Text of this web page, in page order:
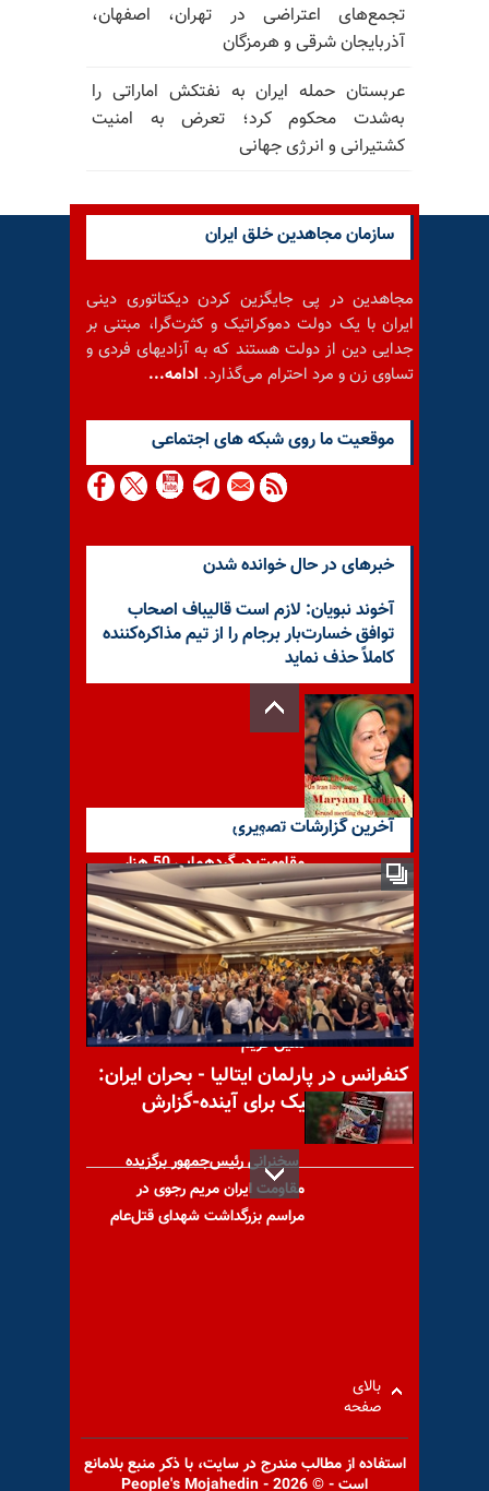
تجمع‌های اعتراضی در تهران، اصفهان،
آذربایجان شرقی و هرمزگان
عربستان حمله ایران به نفتکش اماراتی را
به‌شدت محکوم کرد؛ تعرض به امنیت
کشتیرانی و انرژی جهانی
سازمان مجاهدین خلق ایران
مجاهدین در پی جایگزین کردن دیکتاتوری دینی
ایران با یک دولت دموکراتیک و کثرت‌گرا، مبتنی بر
جدایی دین از دولت هستند که به آزادیهای فردی و
تساوی زن و مرد احترام می‌گذارد. ادامه...
موقعيت ما روى شبكه هاى اجتماعى
خبرهای در حال خوانده شدن
آخوند نبویان: ‏لازم است قالیباف اصحاب
توافق خسارت‌بار برجام را از تیم مذاکره‌کننده
کاملاً حذف نماید
سخنرانی رئیس جمهور برگزیده
مقاومت در گردهمایی 50 هزار
نفره ایرانیان در
نبردی برای همه - خاطرات زندان
متین کریم
سخنرانی رئیس‌جمهور برگزیده
مقاومت ایران مریم رجوی در
مراسم بزرگداشت شهدای قتل‌عام
آخرین گزارشات تصویری
کنفرانس در پارلمان ایتالیا - بحران ایران:
راه‌حل دموکراتیک برای آینده-گزارش
تصویری
بالای
صفحه
استفاده از مطالب مندرج در سايت، با ذكر منبع بلامانع
است - © 2026 - People's Mojahedin